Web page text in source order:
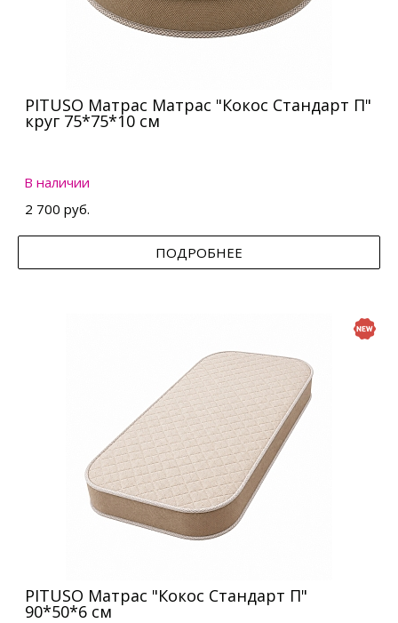
PITUSO Матрас Матрас "Кокос Стандарт П"
круг 75*75*10 см
В наличии
2 700 руб.
ПОДРОБНЕЕ
PITUSO Матрас "Кокос Стандарт П"
90*50*6 см